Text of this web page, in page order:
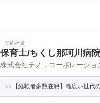
契約社員
保育士/ちくし那珂川病
株式会社テノ．コーポレーショ
【経験者多数在籍】幅広い世